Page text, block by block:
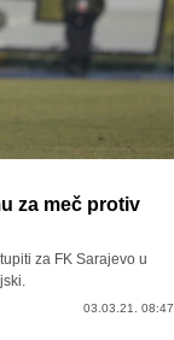
za meč protiv
za FK Sarajevo u
03.03.21. 08:47